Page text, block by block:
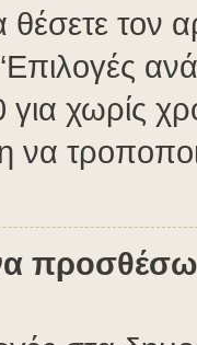
θέσετε τον
χωρίς
να